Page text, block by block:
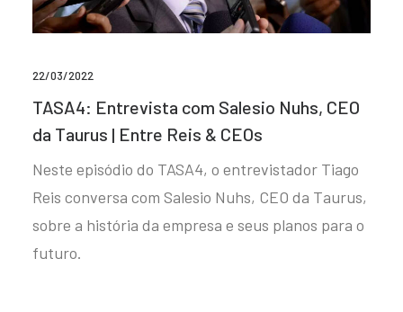
22/03/2022
TASA4: Entrevista com Salesio Nuhs, CEO
da Taurus | Entre Reis & CEOs
Neste episódio do TASA4, o entrevistador Tiago
Reis conversa com Salesio Nuhs, CEO da Taurus,
sobre a história da empresa e seus planos para o
futuro.